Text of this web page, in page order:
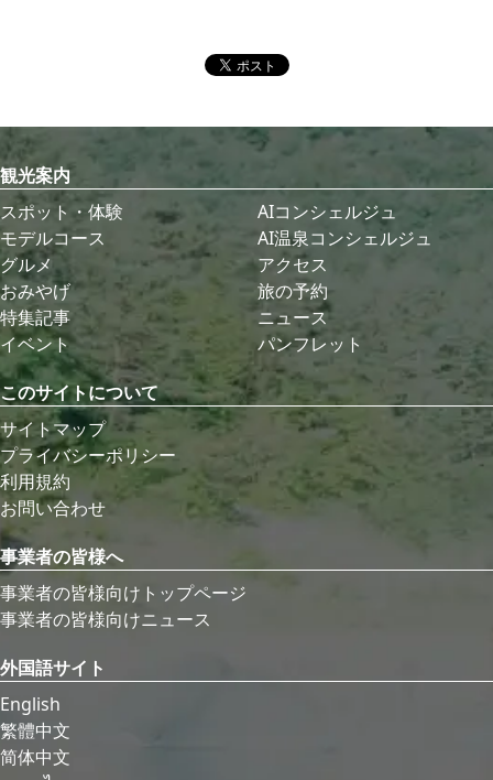
観光案内
スポット・体験
モデルコース
グルメ
おみやげ
特集記事
イベント
AIコンシェルジュ
AI温泉コンシェルジュ
アクセス
旅の予約
ニュース
パンフレット
このサイトについて
サイトマップ
プライバシーポリシー
利用規約
お問い合わせ
事業者の皆様へ
事業者の皆様向けトップページ
事業者の皆様向けニュース
外国語サイト
English
繁體中文
简体中文